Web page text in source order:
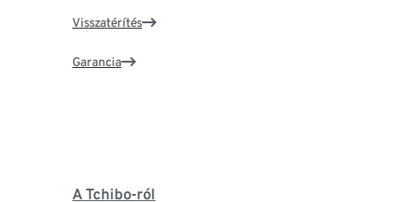
Visszatérítés
Garancia
A Tchibo-ról